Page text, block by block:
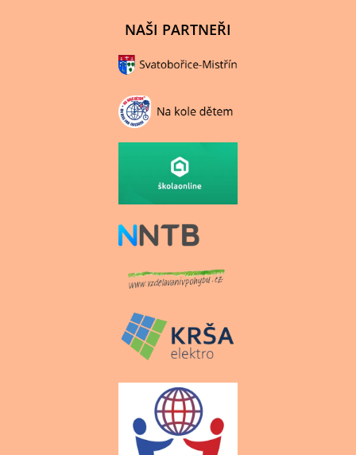
NAŠI PARTNEŘI